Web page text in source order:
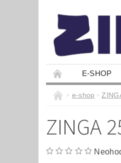
E-SHOP
e-shop
ZINGA